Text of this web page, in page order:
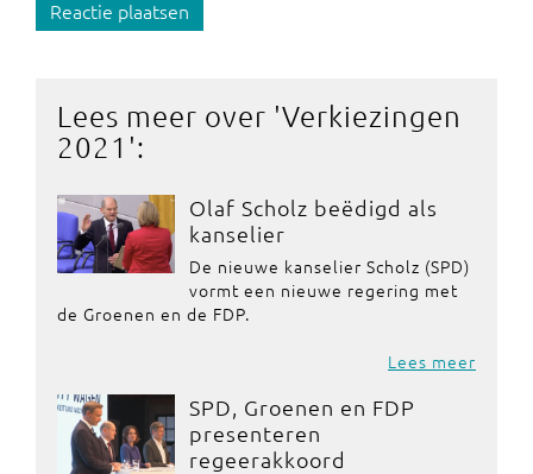
Reactie plaatsen
Lees meer over 'Verkiezingen
2021 ':
Olaf Scholz beëdigd als
kanselier
De nieuwe kanselier Scholz (SPD)
vormt een nieuwe regering met
de Groenen en de FDP.
Lees meer
SPD, Groenen en FDP
presenteren
regeerakkoord